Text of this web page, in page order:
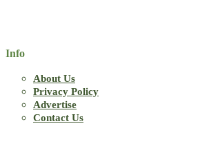
Info
About Us
Privacy Policy
Advertise
Contact Us